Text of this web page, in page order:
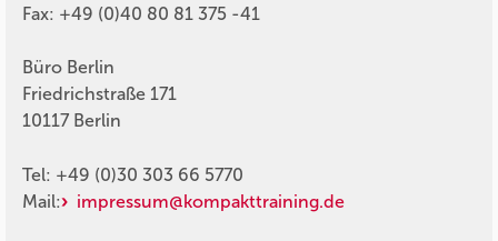
Fax: +49 (0)40 80 81 375 -41
Büro Berlin
Friedrichstraße 171
10117 Berlin
Tel: +49 (0)30 303 66 5770
Mail:
impressum@kompakttraining.de